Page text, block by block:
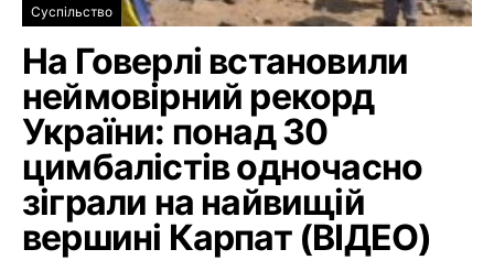
Суспільство
На Говерлі встановили
неймовірний рекорд
України: понад 30
цимбалістів одночасно
зіграли на найвищій
вершині Карпат (ВІДЕО)